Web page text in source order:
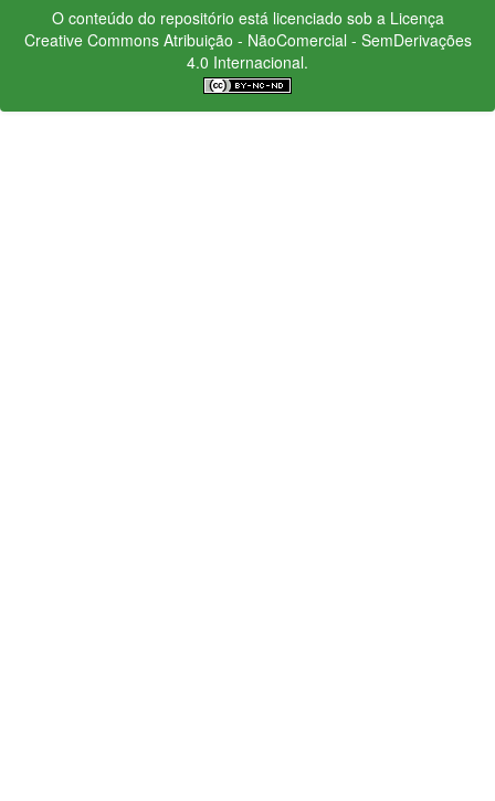
O conteúdo do repositório está licenciado sob a Licença
Creative CommonsAtribuição - NãoComercial - SemDerivações
4.0 Internacional.